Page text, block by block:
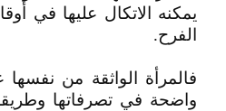
يمكنه الاتكال عليها في
الفرح.
فالمرأة الواثقة من نفسها
واضحة في تصرفاتها